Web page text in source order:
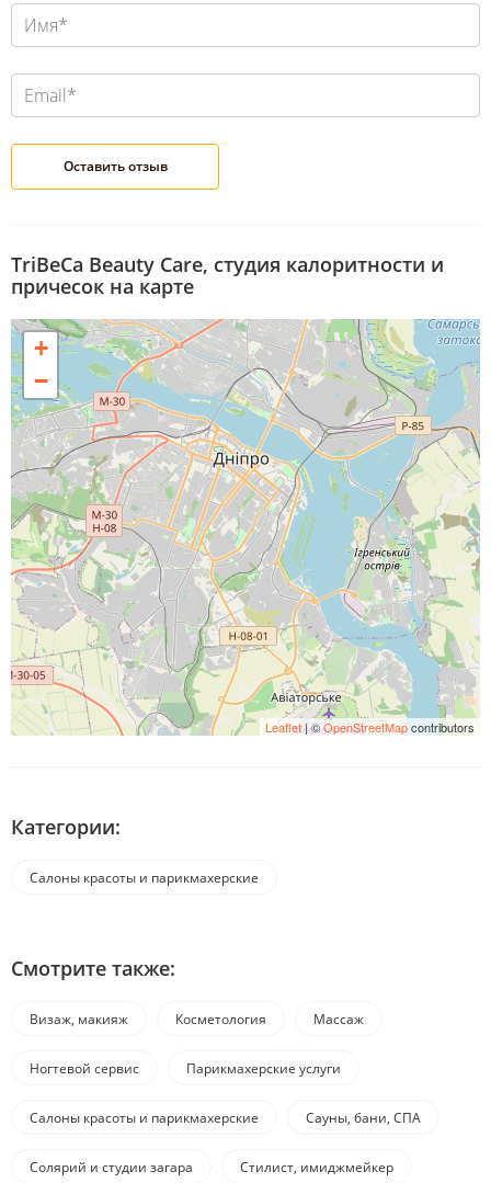
TriBeCa Beauty Care, студия калоритности и
причесок на карте
+
−
Leaflet| ©OpenStreetMapcontributors
Категории:
Салоны красоты и парикмахерские
Смотрите также:
Визаж, макияж Косметология Массаж
Ногтевой сервис Парикмахерские услуги
Салоны красоты и парикмахерские Сауны, бани, СПА
Солярий и студии загара Стилист, имиджмейкер